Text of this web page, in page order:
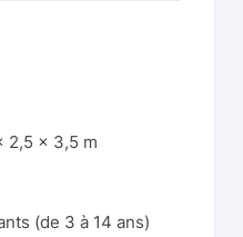
2,5 x 3,5 m
(de 3 à 14 ans)